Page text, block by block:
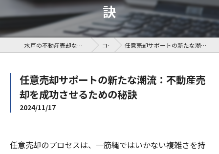
訣
水戸の不動産売却なら水戸不動産売却相談センター コラム 任意売却サポートの新たな潮流：不動産売却を成功させるための秘訣
任意売却サポートの新たな潮流：不動産売
却を成功させるための秘訣
2024/11/17
任意売却のプロセスは、一筋縄ではいかない複雑さを持